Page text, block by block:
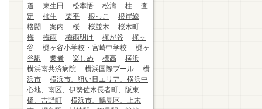
道
東生田 松本悟 松濤 柱
査
定
柿生 栗平 根っこ
根岸線
格闘
案内 桜 桜並木
桜木町
梅
梅雨 梅雨明け 梶が谷
梶ヶ
谷
梶ヶ谷小学校・宮崎中学校
梶ヶ
谷駅
業者 楽しめ 標高
横浜
横浜南共済病院
横浜国際プール
横
浜市
横浜市、狙い目エリア、横浜中
心地、南区、伊勢佐木長者町、阪東
橋、吉野町
横浜市、鶴見区、上末